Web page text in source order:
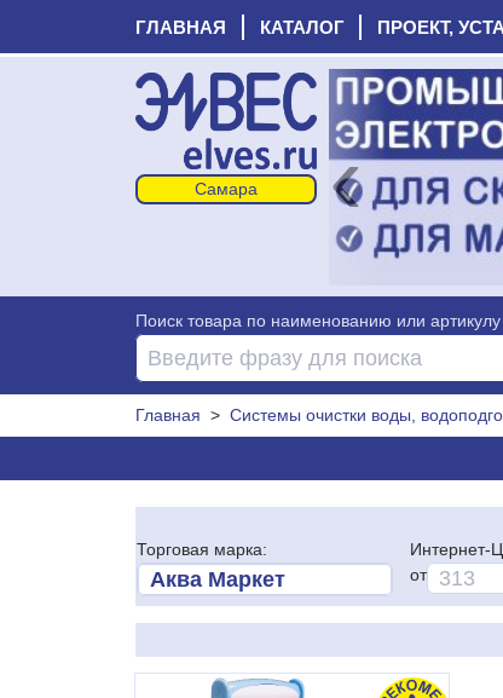
ГЛАВНАЯ КАТАЛОГ ПРОЕКТ,
‹
Поиск товара по наименованию или артикулу
Главная > Системы очистки воды,
Торговая марка:
Интернет-
от